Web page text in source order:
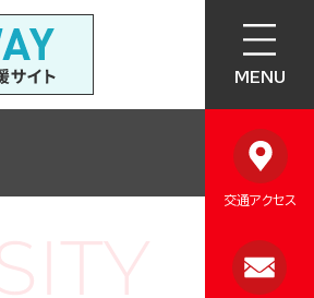
MENU
交通アクセス